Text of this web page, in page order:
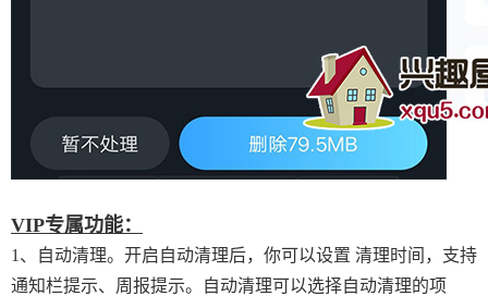
VIP专属功能：
1、自动清理。开启自动清理后，你可以设置 清理时间，支持
通知栏提示、周报提示。自动清理可以选择自动清理的项